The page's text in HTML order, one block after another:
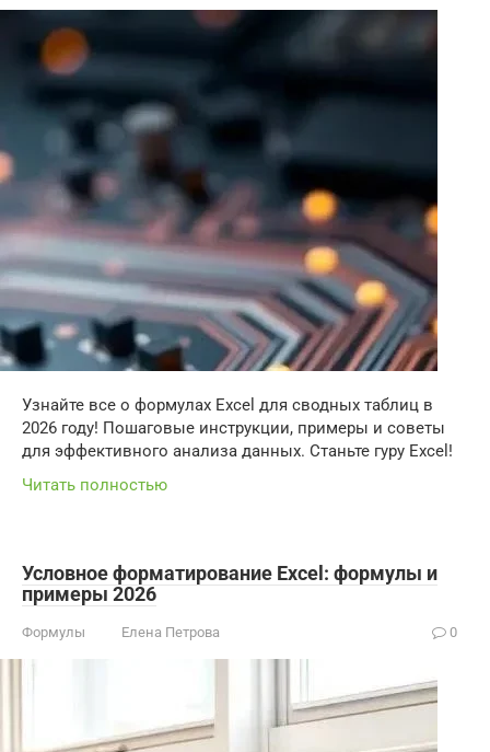
Узнайте все о формулах Excel для сводных таблиц в
2026 году! Пошаговые инструкции, примеры и советы
для эффективного анализа данных. Станьте гуру Excel!
Читать полностью
Условное форматирование Excel: формулы и
примеры 2026
Формулы Елена Петрова 0